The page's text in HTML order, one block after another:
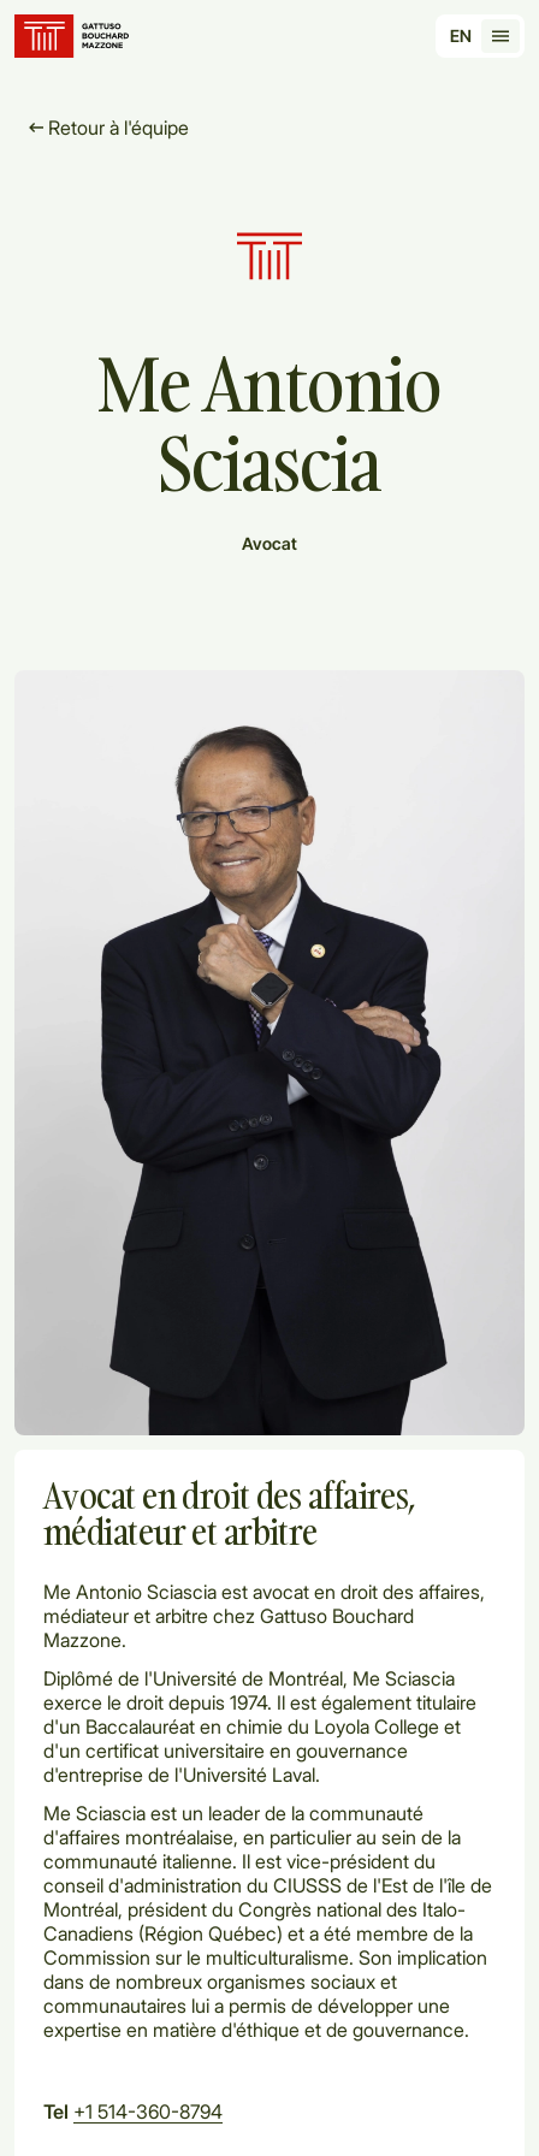
EN
Retour à l'équipe
Avocat
MeAntonio
Sciascia
Avocat en droit des affaires,
médiateur et arbitre
Me Antonio Sciascia est avocat en droit des affaires,
médiateur et arbitre chez Gattuso Bouchard
Mazzone.
Diplômé de l'Université de Montréal, Me Sciascia
exerce le droit depuis 1974. Il est également titulaire
d'un Baccalauréat en chimie du Loyola College et
d'un certificat universitaire en gouvernance
d'entreprise de l'Université Laval.
Me Sciascia est un leader de la communauté
d'affaires montréalaise, en particulier au sein de la
communauté italienne. Il est vice-président du
conseil d'administration du CIUSSS de l'Est de l'île de
Montréal, président du Congrès national des Italo-
Canadiens (Région Québec) et a été membre de la
Commission sur le multiculturalisme. Son implication
dans de nombreux organismes sociaux et
communautaires lui a permis de développer une
expertise en matière d'éthique et de gouvernance.
Tel +1 514-360-8794